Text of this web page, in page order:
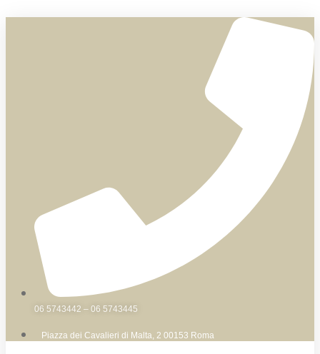
06 5743442 – 06 5743445
Piazza dei Cavalieri di Malta, 2 00153 Roma